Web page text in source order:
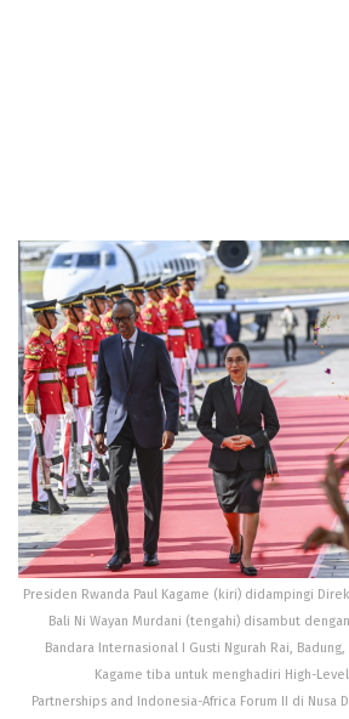
Presiden Rwanda Paul Kagame (kiri) didampingi
Bali Ni Wayan Murdani (tengahi) disambut
Bandara Internasional I Gusti Ngurah Rai,
Kagame tiba untuk menghadiri High-
Partnerships and Indonesia-Africa Forum II di Nusa